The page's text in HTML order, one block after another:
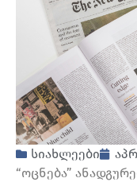
სიახლეები
“ოცნება”